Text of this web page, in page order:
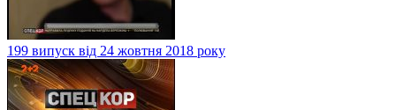
199 випуск від 24 жовтня 2018 року